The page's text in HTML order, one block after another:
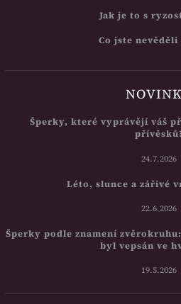
Jak je to s
Co jste nevěděli
Šperky, které vyprávějí váš
24.7.2026
Léto, slunce a zářivé
22.6.2026
Šperky podle znamení
byl vepsán ve
19.5.2026